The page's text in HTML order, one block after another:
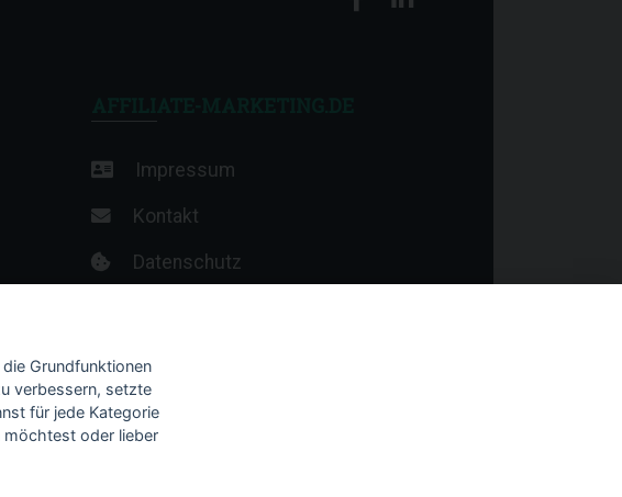
Impressum
Kontakt
Datenschutz
Grundfunktionen
verbessern, setzte
für jede Kategorie
möchtest oder lieber